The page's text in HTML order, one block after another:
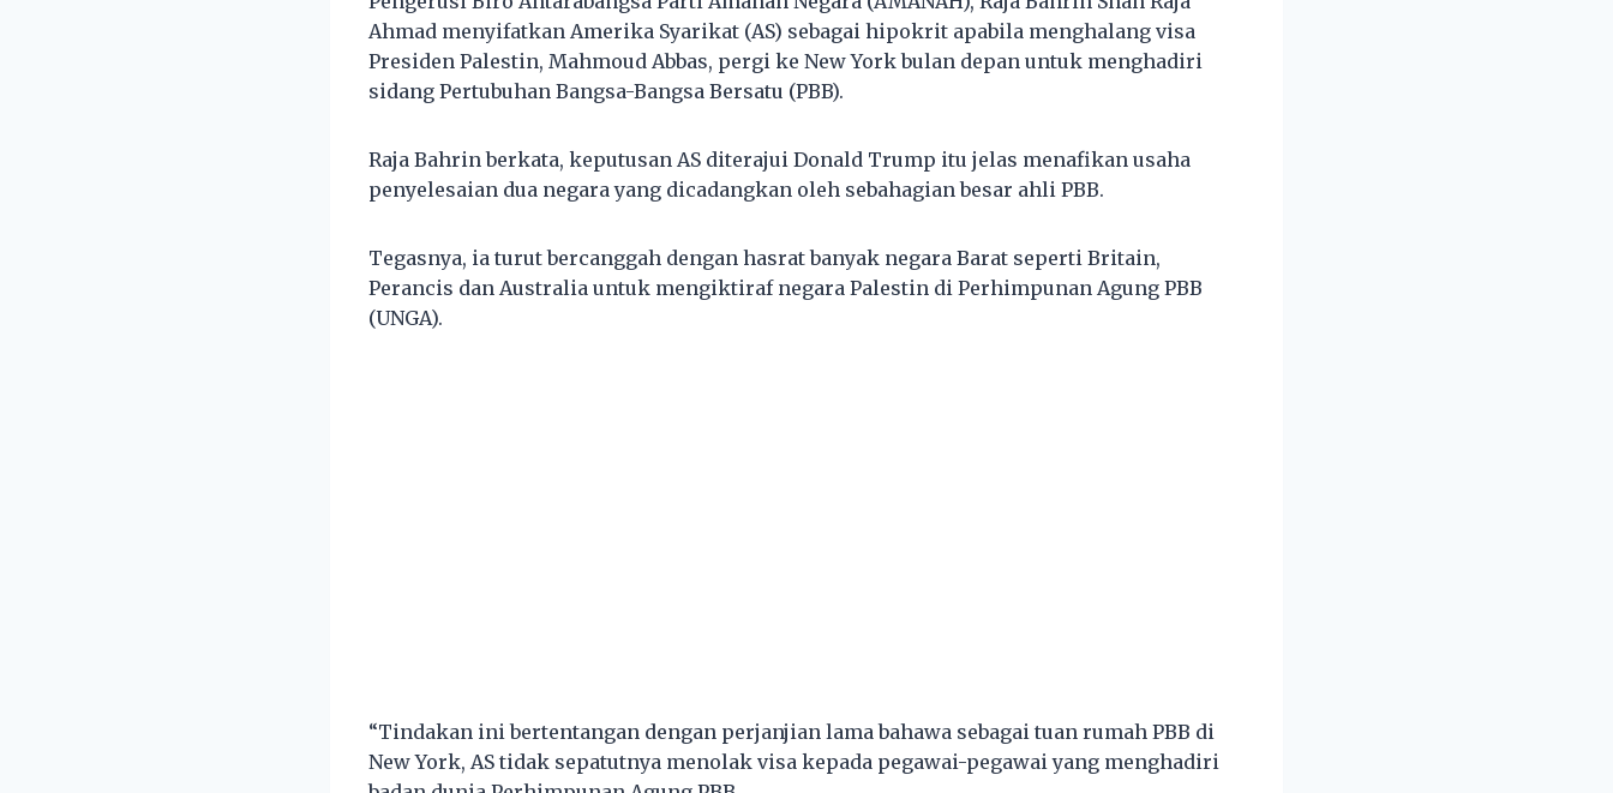
Ahmad menyifatkan Amerika Syarikat (AS) sebagai hipokrit apabila menghalang visa
Presiden Palestin, Mahmoud Abbas, pergi ke New York bulan depan untuk menghadiri
sidang Pertubuhan Bangsa-Bangsa Bersatu (PBB).
Raja Bahrin berkata, keputusan AS diterajui Donald Trump itu jelas menafikan usaha
penyelesaian dua negara yang dicadangkan oleh sebahagian besar ahli PBB.
Tegasnya, ia turut bercanggah dengan hasrat banyak negara Barat seperti Britain,
Perancis dan Australia untuk mengiktiraf negara Palestin di Perhimpunan Agung PBB
(UNGA).
“Tindakan ini bertentangan dengan perjanjian lama bahawa sebagai tuan rumah PBB di
New York, AS tidak sepatutnya menolak visa kepada pegawai-pegawai yang menghadiri